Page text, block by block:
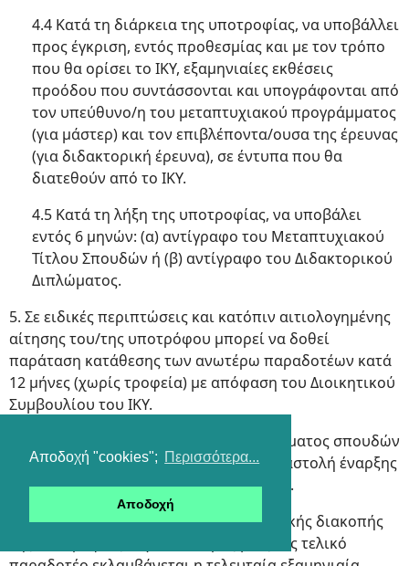
Αποδοχή "cookies"; Περισσότερα...
Αποδοχή
4.4 Κατά τη διάρκεια της υποτροφίας, να υποβάλλει
προς έγκριση, εντός προθεσμίας και με τον τρόπο
που θα ορίσει το ΙΚΥ, εξαμηνιαίες εκθέσεις
προόδου που συντάσσονται και υπογράφονται από
τον υπεύθυνο/η του μεταπτυχιακού προγράμματος
(για μάστερ) και τον επιβλέποντα/ουσα της έρευνας
(για διδακτορική έρευνα), σε έντυπα που θα
διατεθούν από το ΙΚΥ.
4.5 Κατά τη λήξη της υποτροφίας, να υποβάλει
εντός 6 μηνών: (α) αντίγραφο του Μεταπτυχιακού
Τίτλου Σπουδών ή (β) αντίγραφο του Διδακτορικού
Διπλώματος.
5. Σε ειδικές περιπτώσεις και κατόπιν αιτιολογημένης
αίτησης του/της υποτρόφου μπορεί να δοθεί
παράταση κατάθεσης των ανωτέρω παραδοτέων κατά
12 μήνες (χωρίς τροφεία) με απόφαση του Διοικητικού
Συμβουλίου του ΙΚΥ.
6. Απαγορεύεται η αλλαγή του προγράμματος σπουδών
και του Πανεπιστημίου καθώς και η αναστολή έναρξης
ή η ενδιάμεση διακοπή της υποτροφίας.
7. Σε περίπτωση αιτιολογημένης οριστικής διακοπής
της υποτροφίας λόγω ανωτέρας βίας, ως τελικό